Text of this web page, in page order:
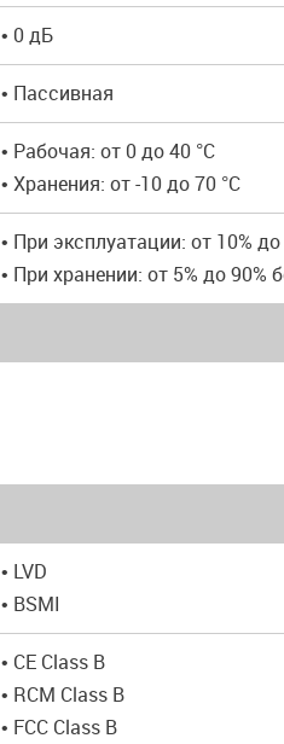
• 0 дБ
• Пассивная
• Рабочая: от 0 до 40 °C
• Хранения: от -10 до 70 °C
• При эксплуатации: от 10%
• При хранении: от 5% до 90%
• LVD
• BSMI
• CE Class B
• RCM Class B
• FCC Class B